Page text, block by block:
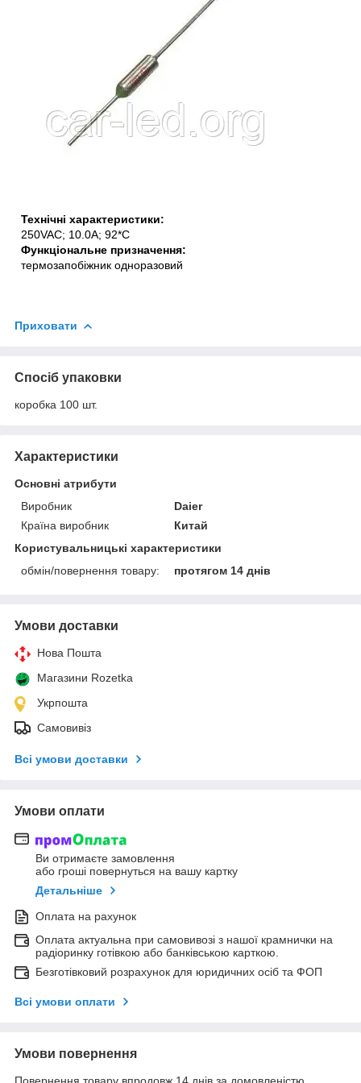
Технічні характеристики:
250VAC; 10.0A; 92*C
Функціональне призначення:
термозапобіжник одноразовий
Приховати
Спосіб упаковки
коробка 100 шт.
Характеристики
Основні атрибути
Виробник
Daier
Країна виробник
Китай
Користувальницькі характеристики
обмін/повернення товару:
протягом 14 днів
Умови доставки
Нова Пошта
Магазини Rozetka
Укрпошта
Самовивіз
Всі умови доставки
Умови оплати
Ви отримаєте замовлення
або гроші повернуться на вашу картку
Детальніше
Оплата на рахунок
Оплата актуальна при самовивозі з нашої крамнички на
радіоринку готівкою або банківською карткою.
Безготівковий розрахунок для юридичних осіб та ФОП
Всі умови оплати
Умови повернення
Повернення товару впродовж 14 днів за домовленістю